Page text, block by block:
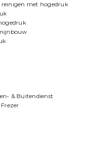
met hogedruk
& Buitendienst